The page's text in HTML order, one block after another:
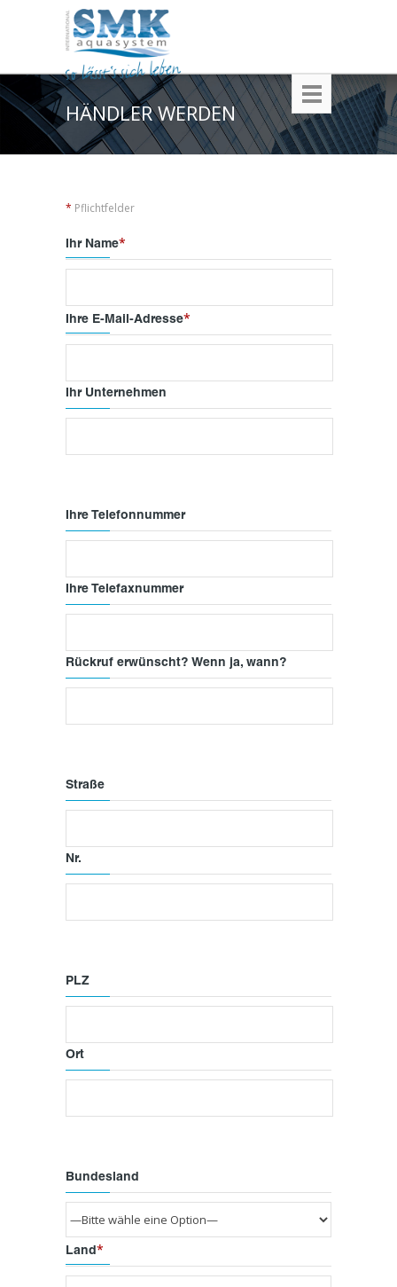
HÄNDLER WERDEN
* Pflichtfelder
Ihr Name*
Ihre E-Mail-Adresse*
Ihr Unternehmen
Ihre Telefonnummer
Ihre Telefaxnummer
Rückruf erwünscht? Wenn ja, wann?
Straße
Nr.
PLZ
Ort
Bundesland
Land*